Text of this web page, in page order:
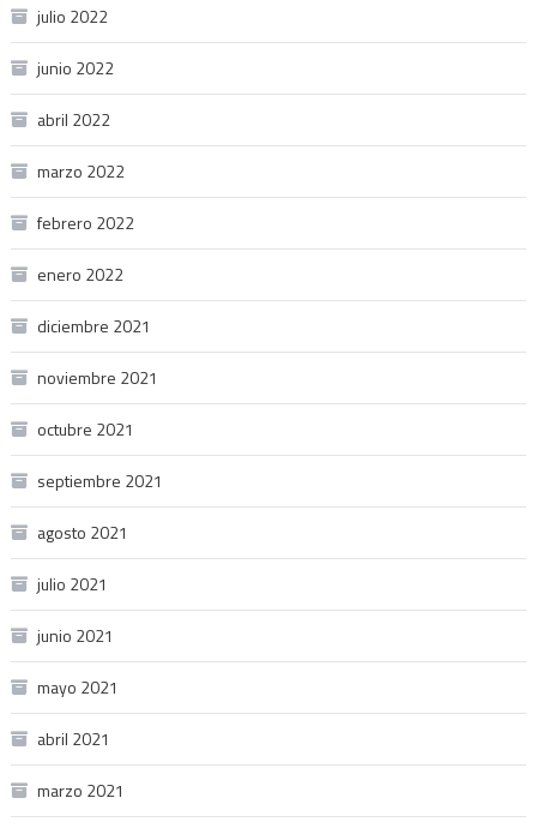
julio 2022
junio 2022
abril 2022
marzo 2022
febrero 2022
enero 2022
diciembre 2021
noviembre 2021
octubre 2021
septiembre 2021
agosto 2021
julio 2021
junio 2021
mayo 2021
abril 2021
marzo 2021